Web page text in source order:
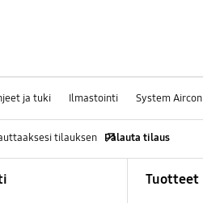
ja tuki Ilmastointi System Aircon
tilauksen Palauta tilaus
Tuotteet